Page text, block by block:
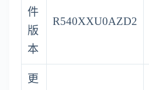
件
版
本
R540XXU0AZD2
更